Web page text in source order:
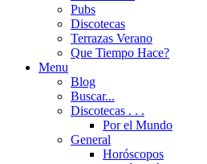
Pubs
Discotecas
Terrazas Verano
Que Tiempo Hace?
Menu
Blog
Buscar...
Discotecas . . .
Por el Mundo
General
Horóscopos